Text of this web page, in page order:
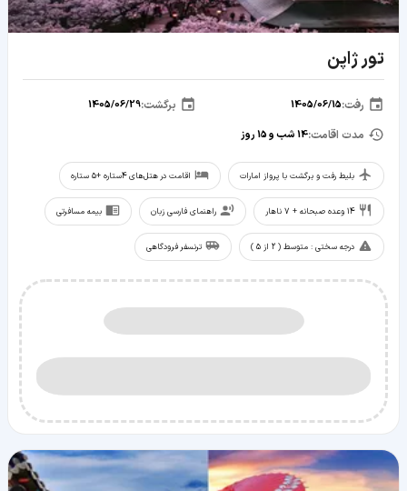
تور ژاپن
رفت:
1405/06/15 برگشت:
1405/06/29
مدت اقامت:14شب و15روز
بلیط رفت و برگشت با پرواز امارات اقامت در هتل‌های 4ستاره +5 ستاره
14 وعده صبحانه + 7 ناهار راهنمای فارسی زبان بیمه مسافرتی
درجه سختی : متوسط ( 2 از 5 ) ترنسفر فرودگاهی